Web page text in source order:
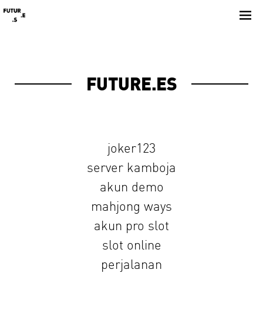
Skip
FUTURE.ES
joker123
server kamboja
akun demo
mahjong ways
akun pro slot
slot online
perjalanan